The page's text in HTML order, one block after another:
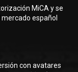
MiCA y se
español
con avatares